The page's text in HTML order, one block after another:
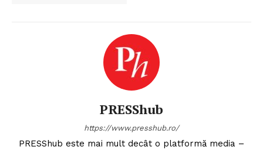
PRESShub
https://www.presshub.ro/
PRESShub este mai mult decât o platformă media –